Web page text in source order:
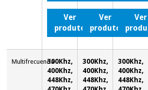
Aluguer
Aerobic,
fitness
Material de
Ver
produto
Ver
produto
Ver
Multifrecuencia300Khz,
400Khz,
448Khz,
300Khz,
400Khz,
448Khz,
300Khz,
400Khz,
448Khz,